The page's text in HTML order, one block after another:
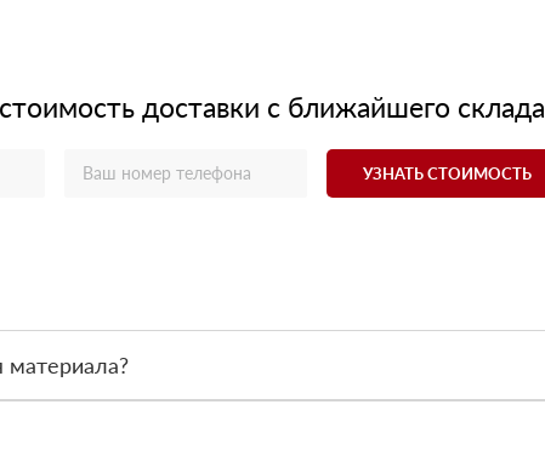
доставки с ближайшего склада
УЗНАТЬ СТОИМОСТЬ
материала?